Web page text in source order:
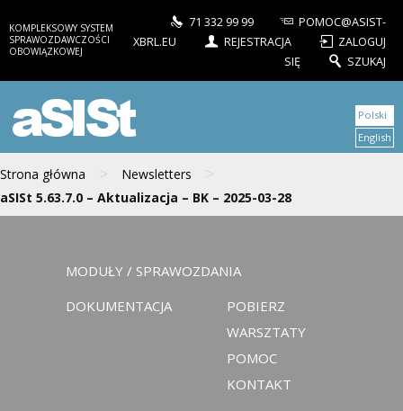
KOMPLEKSOWY SYSTEM
SPRAWOZDAWCZOŚCI
OBOWIĄZKOWEJ
71 332 99 99
POMOC@ASIST-
XBRL.EU
REJESTRACJA
ZALOGUJ
SIĘ
SZUKAJ
aSISt
Strona główna > Newsletters >
aSISt 5.63.7.0 – Aktualizacja – BK – 2025-03-28
Polski
English
MODUŁY / SPRAWOZDANIA
DOKUMENTACJA
POBIERZ
WARSZTATY
POMOC
KONTAKT